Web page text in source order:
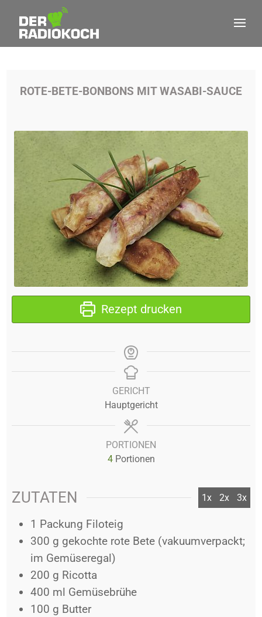
ROTE-BETE-BONBONS MIT WASABI-SAUCE
Rezept drucken
GERICHT
Hauptgericht
PORTIONEN
4 Portionen
ZUTATEN 1x 2x 3x
1 Packung Filoteig
300 g gekochte rote Bete (vakuumverpackt;
im Gemüseregal)
200 g Ricotta
400 ml Gemüsebrühe
100 g Butter